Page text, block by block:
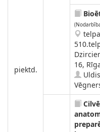
piektd.
16,
Uldis